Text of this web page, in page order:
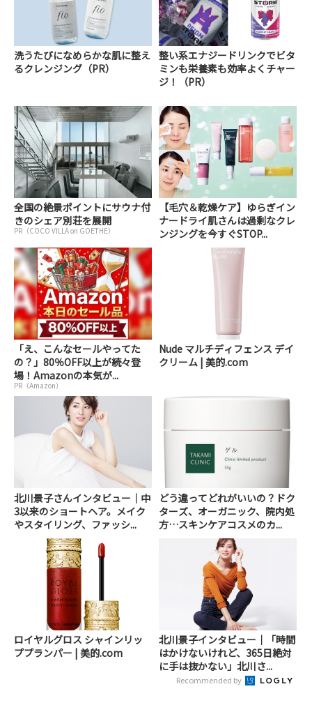
洗うたびになめらかな肌に整え
るクレンジング（PR）
整い系エナジードリンクでビタ
ミンも栄養素も効率よくチャー
ジ！（PR）
全国の絶景ポイントにサウナ付
きのシェア別荘を展開
PR（COCO VILLA on GOETHE）
【毛穴＆乾燥ケア】ゆらぎイン
ナードライ肌さんは過剰なクレ
ンジングを今すぐSTOP...
「え、こんなセールやってた
の？」80％OFF以上が続々登
場！Amazonの本気が...
PR（Amazon）
Nude マルチディフェンス デイ
クリーム | 美的.com
北川景子さんインタビュー｜中
3以来のショートヘア。メイク
やスタイリング、ファッシ...
どう違ってどれがいいの？ドク
ターズ、オーガニック、院内処
方…スキンケアコスメのカ...
ロイヤルグロス シャインリッ
ププランパー | 美的.com
北川景子インタビュー｜「時間
はかけないけれど、365日絶対
に手は抜かない」北川さ...
Recommended by